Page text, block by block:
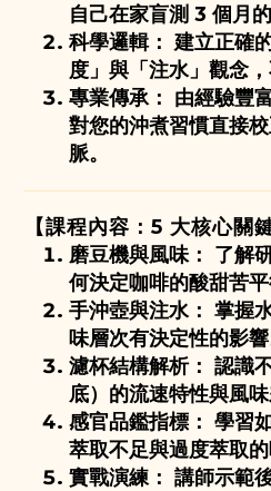
自己在家盲測 3 個月的
科學邏輯： 建立正確
度」與「注水」觀念，
專業傳承： 由經驗豐
對您的沖煮習慣直接
脈。
【課程內容：5 大核心關鍵
磨豆機與風味： 了解
何決定咖啡的酸甜苦平
手沖壺與注水： 掌握
味層次有決定性的影響
濾杯結構解析： 認識
底）的流速特性與風味
感官品鑑指標： 學習
萃取不足與過度萃取的
實戰演練： 講師示範